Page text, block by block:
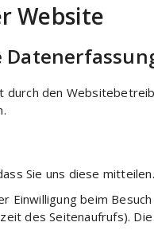
Website
den
Sie uns diese
Einwilligung beim
des Seitenaufrufs).